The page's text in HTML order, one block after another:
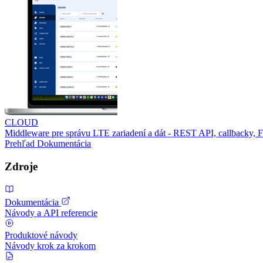
CLOUD
Middleware pre správu LTE zariadení a dát - REST API, callbacky,
Prehľad Dokumentácia
Zdroje
Dokumentácia
Návody a API referencie
Produktové návody
Návody krok za krokom